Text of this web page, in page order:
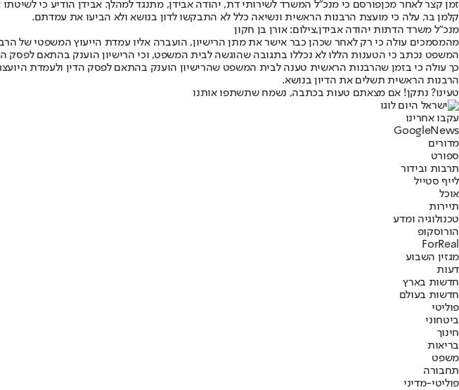
זמן קצר לאחר מכןפורסם כי מנכ"ל המשרד לשירותי דת, יהודה אבידן, מתנגד למהלך. אבידן הודיע כי
קלמן בר, עלה כי מועצת הרבנות הראשית ונשיאה כלל לא התבקשו לדון בנושא ולא הביעו את עמדתם.
מנכ"ל משרד הדתות יהודה אבידן,צילום: אורן בן חקון
מהמסמכים עולה כי רק לאחר שכהן כבר אישר את מתן הרישיון, הועברה אליו עמדת הייעוץ המשפטי של
המשפט נכתב כי הטענות הללו לא נכללו בתגובה שהוגשה לבית המשפט, וכי הרישיון הוענק בהתאם
כך עולה כי בזמן שהרבנות הראשית טענה לבית המשפט שהרישיון הוענק בהתאם לפסק הדין ולעמדת
הרבנות הראשית תשלים את הדיון בנושא.
טעינו? נתקן! אם מצאתם טעות בכתבה, נשמח שתשתפו אותנו
עקבו אחרינו
Googl eNews
מדורים
ספורט
תרבות ובידור
לייף סטייל
אוכל
תיירות
טכנולוגיה ומדע
הורוסקופ
ForReal
מגזין השבוע
דעות
חדשות בארץ
חדשות בעולם
פוליטי
ביטחוני
חינוך
בריאות
משפט
תחבורה
פוליטי-מדיני